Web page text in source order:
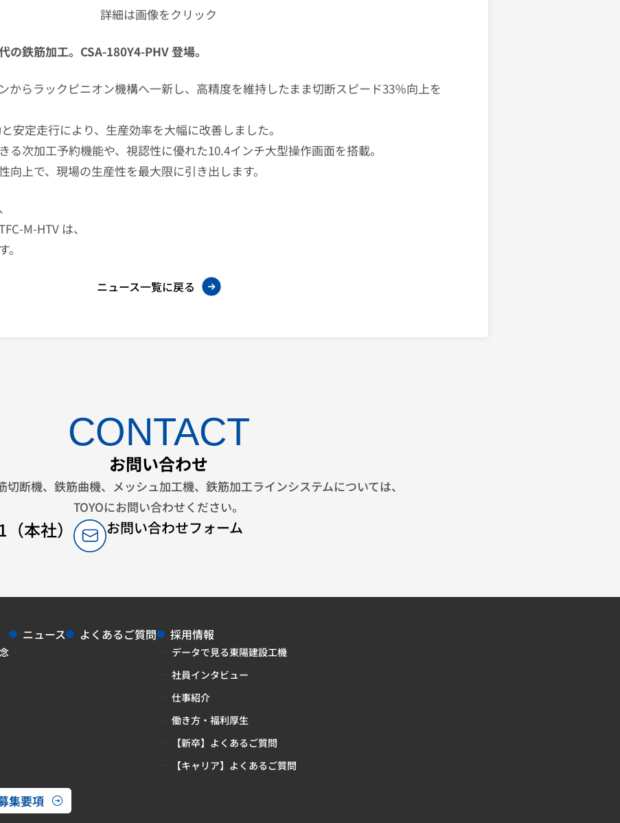
詳細は画像をクリック
鉄筋加工。CSA‑180Y4‑PHV 登場。
からラックピニオン機構へ一新し、高精度を維持したまま切断スピード33％向上を
安定走行により、生産効率を大幅に改善しました。
る次加工予約機能や、視認性に優れた10.4インチ大型操作画面を搭載。
向上で、現場の生産性を最大限に引き出します。
は、
ニュース一覧に戻る
CONTACT
お問い合わせ
切断機、鉄筋曲機、メッシュ加工機、鉄筋加工ラインシステムについては、
TOYOにお問い合わせください。
本社） お問い合わせフォーム
ニュース よくあるご質問 採用情報
データで見る東陽建設工機
社員インタビュー
仕事紹介
働き方・福利厚生
【新卒】よくあるご質問
【キャリア】よくあるご質問
集要項